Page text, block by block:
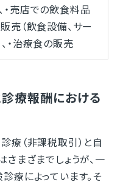
・売店での飲食料品
売（飲食設備、サー
・治療食の販売
療報酬における
療（非課税取引）と自
まざまでしょうが、一
療によっています。そ